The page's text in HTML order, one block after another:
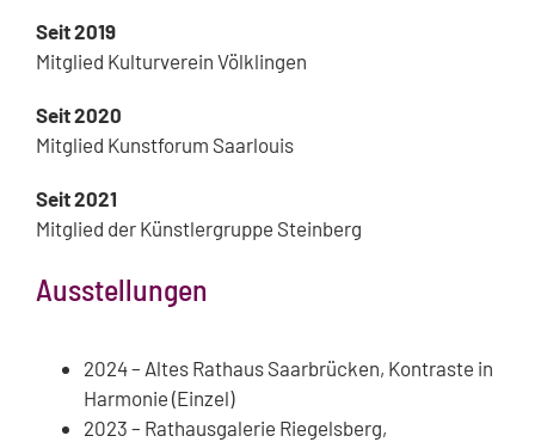
Seit 2019
Mitglied Kulturverein Völklingen
Seit 2020
Mitglied Kunstforum Saarlouis
Seit 2021
Mitglied der Künstlergruppe Steinberg
Ausstellungen
2024 – Altes Rathaus Saarbrücken, Kontraste in
Harmonie (Einzel)
2023 – Rathausgalerie Riegelsberg,